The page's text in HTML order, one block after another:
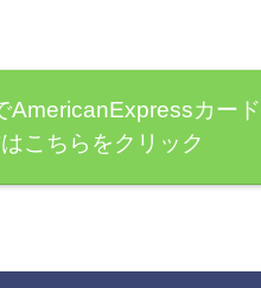
AmericanExpressカー
こちらをクリック